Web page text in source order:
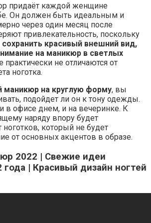
придаёт каждой женщине
Он должен быть идеальным и
через один месяц после
привлекательность, поскольку
красивый внешний вид,
на маникюр в светлых
практически не отличаются от
ноготка.
маникюр на круглую форму, вы
подойдет ли он к тону одежды.
в офисе днем, и на вечеринке. К
наряду впору будет
который не будет
от основных акцентов в образе.
2022 | Свежие идеи
| Красивый дизайн ногтей